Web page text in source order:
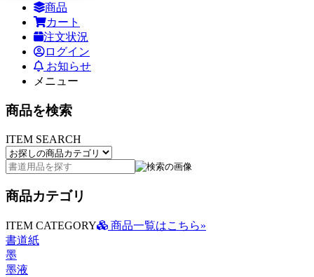
商品
カート
注文状況
ログイン
お知らせ
メニュー
商品を検索
ITEM SEARCH
商品カテゴリ
ITEM CATEGORY
商品一覧はこちら»
書道紙
墨
墨液